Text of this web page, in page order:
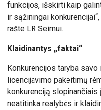
funkcijos, išskirti kaip
ir sąžiningai
rašte LR Seimui.
Klaidinantys „faktai“
Konkurencijos taryba
licencijavimo pakeitimų
konkurenciją
neatitinka realybės ir